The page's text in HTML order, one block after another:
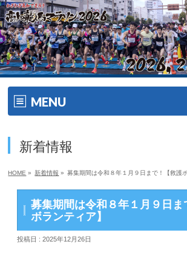
MENU
大会の特徴
ゲスト・ゲストランナー
新着情報
HOME » 新着情報 » 募集期間は令和８年１月９日まで！【救護
募集期間は令和８年１月９日ま
ボランティア】
投稿日 : 2025年12月26日